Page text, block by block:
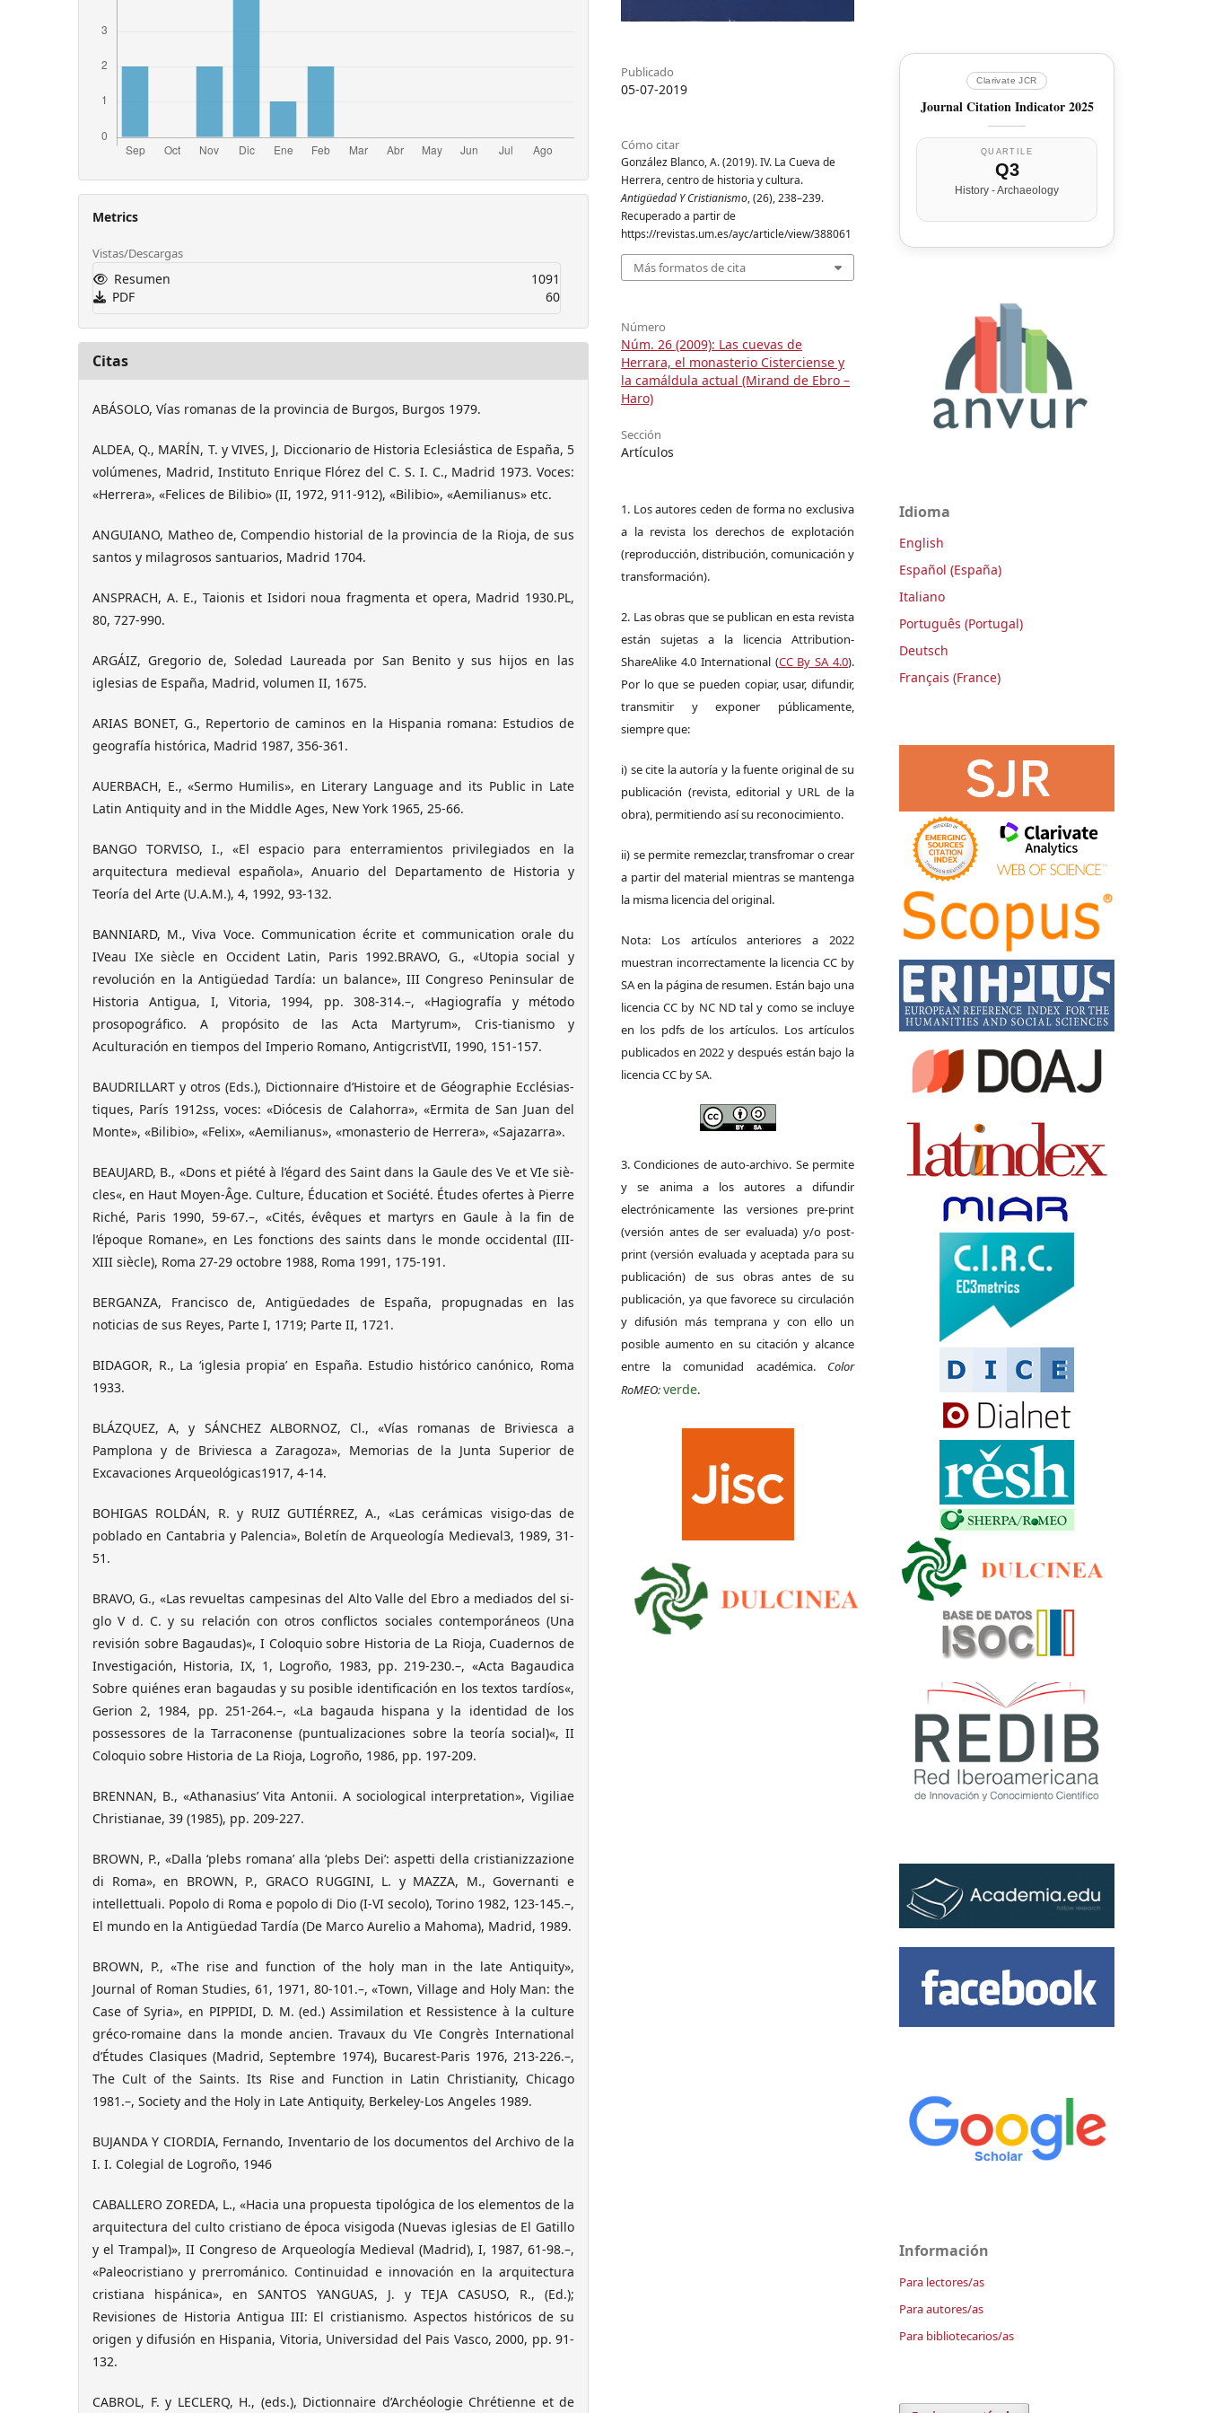
Metrics
Vistas/Descargas
Resumen
1091
PDF
60
Citas
ABÁSOLO, Vías romanas de la provincia de Burgos, Burgos 1979.
ALDEA, Q., MARÍN, T. y VIVES, J, Diccionario de Historia Eclesiástica de España, 5
volúmenes, Madrid, Instituto Enrique Flórez del C. S. I. C., Madrid 1973. Voces:
«Herrera», «Felices de Bilibio» (II, 1972, 911-912), «Bilibio», «Aemilianus» etc.
ANGUIANO, Matheo de, Compendio historial de la provincia de la Rioja, de sus
santos y milagrosos santuarios, Madrid 1704.
ANSPRACH, A. E., Taionis et Isidori noua fragmenta et opera, Madrid 1930.PL,
80, 727-990.
ARGÁIZ, Gregorio de, Soledad Laureada por San Benito y sus hijos en las
iglesias de España, Madrid, volumen II, 1675.
ARIAS BONET, G., Repertorio de caminos en la Hispania romana: Estudios de
geografía histórica, Madrid 1987, 356-361.
AUERBACH, E., «Sermo Humilis», en Literary Language and its Public in Late
Latin Antiquity and in the Middle Ages, New York 1965, 25-66.
BANGO TORVISO, I., «El espacio para enterramientos privilegiados en la
arquitectura medieval española», Anuario del Departamento de Historia y
Teoría del Arte (U.A.M.), 4, 1992, 93-132.
BANNIARD, M., Viva Voce. Communication écrite et communication orale du
IVeau IXe siècle en Occident Latin, Paris 1992.BRAVO, G., «Utopia social y
revolución en la Antigüedad Tardía: un balance», III Congreso Peninsular de
Historia Antigua, I, Vitoria, 1994, pp. 308-314.–, «Hagiografía y método
prosopográfico. A propósito de las Acta Martyrum», Cris-tianismo y
Aculturación en tiempos del Imperio Romano, AntigcristVII, 1990, 151-157.
BAUDRILLART y otros (Eds.), Dictionnaire d’Histoire et de Géographie Ecclésias-
tiques, París 1912ss, voces: «Diócesis de Calahorra», «Ermita de San Juan del
Monte», «Bilibio», «Felix», «Aemilianus», «monasterio de Herrera», «Sajazarra».
BEAUJARD, B., «Dons et piété à l’égard des Saint dans la Gaule des Ve et VIe siè-
cles«, en Haut Moyen-Âge. Culture, Éducation et Société. Études ofertes à Pierre
Riché, Paris 1990, 59-67.–, «Cités, évêques et martyrs en Gaule à la fin de
l’époque Romane», en Les fonctions des saints dans le monde occidental (III-
XIII siècle), Roma 27-29 octobre 1988, Roma 1991, 175-191.
BERGANZA, Francisco de, Antigüedades de España, propugnadas en las
noticias de sus Reyes, Parte I, 1719; Parte II, 1721.
BIDAGOR, R., La ‘iglesia propia’ en España. Estudio histórico canónico, Roma
1933.
BLÁZQUEZ, A, y SÁNCHEZ ALBORNOZ, Cl., «Vías romanas de Briviesca a
Pamplona y de Briviesca a Zaragoza», Memorias de la Junta Superior de
Excavaciones Arqueológicas1917, 4-14.
BOHIGAS ROLDÁN, R. y RUIZ GUTIÉRREZ, A., «Las cerámicas visigo-das de
poblado en Cantabria y Palencia», Boletín de Arqueología Medieval3, 1989, 31-
51.
BRAVO, G., «Las revueltas campesinas del Alto Valle del Ebro a mediados del si-
glo V d. C. y su relación con otros conflictos sociales contemporáneos (Una
revisión sobre Bagaudas)«, I Coloquio sobre Historia de La Rioja, Cuadernos de
Investigación, Historia, IX, 1, Logroño, 1983, pp. 219-230.–, «Acta Bagaudica
Sobre quiénes eran bagaudas y su posible identificación en los textos tardíos«,
Gerion 2, 1984, pp. 251-264.–, «La bagauda hispana y la identidad de los
possessores de la Tarraconense (puntualizaciones sobre la teoría social)«, II
Coloquio sobre Historia de La Rioja, Logroño, 1986, pp. 197-209.
BRENNAN, B., «Athanasius’ Vita Antonii. A sociological interpretation», Vigiliae
Christianae, 39 (1985), pp. 209-227.
BROWN, P., «Dalla ‘plebs romana’ alla ‘plebs Dei’: aspetti della cristianizzazione
di Roma», en BROWN, P., GRACO RUGGINI, L. y MAZZA, M., Governanti e
intellettuali. Popolo di Roma e popolo di Dio (I-VI secolo), Torino 1982, 123-145.–,
El mundo en la Antigüedad Tardía (De Marco Aurelio a Mahoma), Madrid, 1989.
BROWN, P., «The rise and function of the holy man in the late Antiquity»,
Journal of Roman Studies, 61, 1971, 80-101.–, «Town, Village and Holy Man: the
Case of Syria», en PIPPIDI, D. M. (ed.) Assimilation et Ressistence à la culture
gréco-romaine dans la monde ancien. Travaux du VIe Congrès International
d’Études Clasiques (Madrid, Septembre 1974), Bucarest-Paris 1976, 213-226.–,
The Cult of the Saints. Its Rise and Function in Latin Christianity, Chicago
1981.–, Society and the Holy in Late Antiquity, Berkeley-Los Angeles 1989.
BUJANDA Y CIORDIA, Fernando, Inventario de los documentos del Archivo de la
I. I. Colegial de Logroño, 1946
CABALLERO ZOREDA, L., «Hacia una propuesta tipológica de los elementos de la
arquitectura del culto cristiano de época visigoda (Nuevas iglesias de El Gatillo
y el Trampal)», II Congreso de Arqueología Medieval (Madrid), I, 1987, 61-98.–,
«Paleocristiano y prerrománico. Continuidad e innovación en la arquitectura
cristiana hispánica», en SANTOS YANGUAS, J. y TEJA CASUSO, R., (Ed.);
Revisiones de Historia Antigua III: El cristianismo. Aspectos históricos de su
origen y difusión en Hispania, Vitoria, Universidad del Pais Vasco, 2000, pp. 91-
132.
CABROL, F. y LECLERQ, H., (eds.), Dictionnaire d’Archéologie Chrétienne et de
Publicado
05-07-2019
Cómo citar
González Blanco, A. (2019). IV. La Cueva de
Herrera, centro de historia y cultura.
Antigüedad Y Cristianismo, (26), 238–239.
Recuperado a partir de
https://revistas.um.es/ayc/article/view/388061
Más formatos de cita
Número
Núm. 26 (2009): Las cuevas de
Herrara, el monasterio Cisterciense y
la camáldula actual (Mirand de Ebro –
Haro)
Sección
Artículos
1. Los autores ceden de forma no exclusiva
a la revista los derechos de explotación
(reproducción, distribución, comunicación y
transformación).
2. Las obras que se publican en esta revista
están sujetas a la licencia Attribution-
ShareAlike 4.0 International (CC By SA 4.0).
Por lo que se pueden copiar, usar, difundir,
transmitir y exponer públicamente,
siempre que:
i) se cite la autoría y la fuente original de su
publicación (revista, editorial y URL de la
obra), permitiendo así su reconocimiento.
ii) se permite remezclar, transfromar o crear
a partir del material mientras se mantenga
la misma licencia del original.
Nota: Los artículos anteriores a 2022
muestran incorrectamente la licencia CC by
SA en la página de resumen. Están bajo una
licencia CC by NC ND tal y como se incluye
en los pdfs de los artículos. Los artículos
publicados en 2022 y después están bajo la
licencia CC by SA.
3. Condiciones de auto-archivo. Se permite
y se anima a los autores a difundir
electrónicamente las versiones pre-print
(versión antes de ser evaluada) y/o post-
print (versión evaluada y aceptada para su
publicación) de sus obras antes de su
publicación, ya que favorece su circulación
y difusión más temprana y con ello un
posible aumento en su citación y alcance
entre la comunidad académica. Color
RoMEO:verde.
Clarivate JCR
Journal Citation Indicator 2025
QUARTILE
Q3
History - Archaeology
Idioma
English
Español (España)
Italiano
Português (Portugal)
Deutsch
Français (France)
Información
Para lectores/as
Para autores/as
Para bibliotecarios/as